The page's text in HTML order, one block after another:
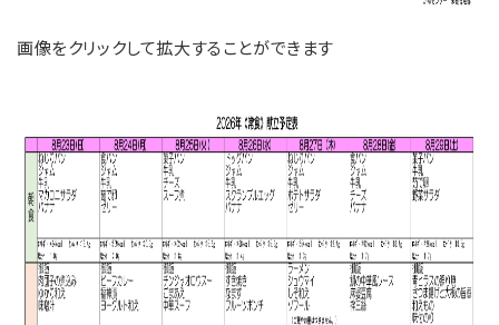
画像をクリックして拡大することができます